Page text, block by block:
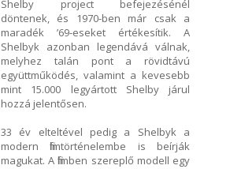
Shelby project befejezésénél
döntenek, és 1970-ben már csak a
maradék ’69-eseket értékesítik. A
Shelbyk azonban legendává válnak,
melyhez talán pont a rövidtávú
együttműködés, valamint a kevesebb
mint 15.000 legyártott Shelby járul
hozzá jelentősen.
33 év elteltével pedig a Shelbyk a
modern filmtörténelembe is beírják
magukat. A filmben szereplő modell egy